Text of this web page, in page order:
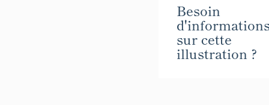
Besoin
sur cette
illustration ?